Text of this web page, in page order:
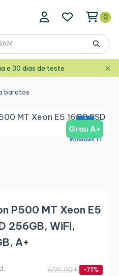
0
e 30 dias de teste ×
baratos
Grau A+
P500 MT Xeon E5
256GB, WiFi,
A+
699,00 € -71%